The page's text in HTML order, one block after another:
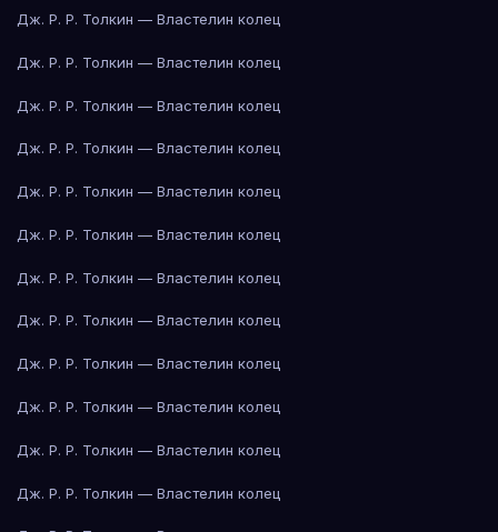
Дж. Р. Р. Толкин — Властелин колец
Дж. Р. Р. Толкин — Властелин колец
Дж. Р. Р. Толкин — Властелин колец
Дж. Р. Р. Толкин — Властелин колец
Дж. Р. Р. Толкин — Властелин колец
Дж. Р. Р. Толкин — Властелин колец
Дж. Р. Р. Толкин — Властелин колец
Дж. Р. Р. Толкин — Властелин колец
Дж. Р. Р. Толкин — Властелин колец
Дж. Р. Р. Толкин — Властелин колец
Дж. Р. Р. Толкин — Властелин колец
Дж. Р. Р. Толкин — Властелин колец